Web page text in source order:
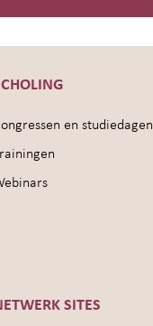
en studiedagen
SITES